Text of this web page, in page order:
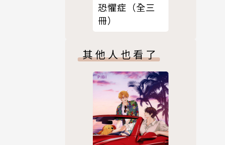
恐懼症（全三
冊）
其他人也看了